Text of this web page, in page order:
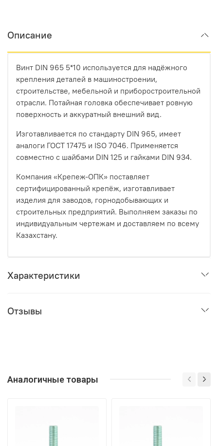
Описание
Винт DIN 965 5*10 используется для надёжного
крепления деталей в машиностроении,
строительстве, мебельной и приборостроительной
отрасли. Потайная головка обеспечивает ровную
поверхность и аккуратный внешний вид.
Изготавливается по стандарту DIN 965, имеет
аналоги ГОСТ 17475 и ISO 7046. Применяется
совместно с шайбами DIN 125 и гайками DIN 934.
Компания «Крепеж-ОПК» поставляет
сертифицированный крепёж, изготавливает
изделия для заводов, горнодобывающих и
строительных предприятий. Выполняем заказы по
индивидуальным чертежам и доставляем по всему
Казахстану.
Характеристики
Отзывы
Аналогичные товары